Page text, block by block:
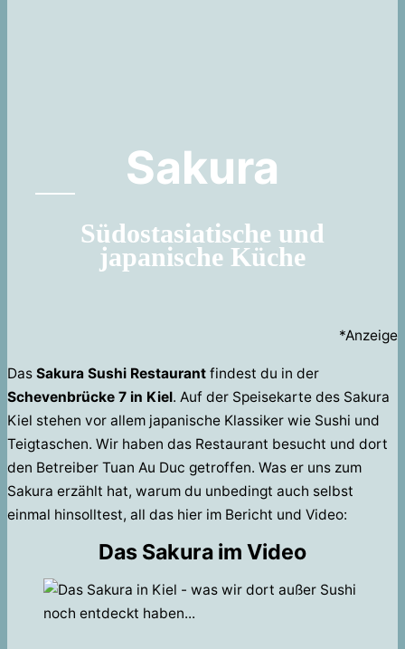
Sakura
Südostasiatische und
japanische Küche
*Anzeige
Das Sakura Sushi Restaurant findest du in der
Schevenbrücke 7 in Kiel. Auf der Speisekarte des Sakura
Kiel stehen vor allem japanische Klassiker wie Sushi und
Teigtaschen. Wir haben das Restaurant besucht und dort
den Betreiber Tuan Au Duc getroffen. Was er uns zum
Sakura erzählt hat, warum du unbedingt auch selbst
einmal hinsolltest, all das hier im Bericht und Video:
Das Sakura im Video